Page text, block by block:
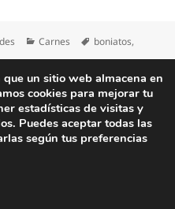
Categorías
Carnes Etiquetas
boniatos,
Costillas de ternera con boniatos
a WordPress
un sitio web almacena en
cookies para mejorar tu
estadísticas de visitas y
Puedes aceptar todas las
según tus preferencias